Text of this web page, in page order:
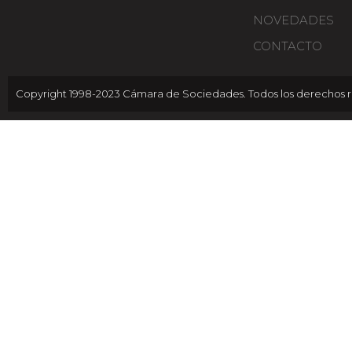
NOVEDADES
CONTACTO
Copyright 1998-2023 Cámara de Sociedades. Todos los derechos